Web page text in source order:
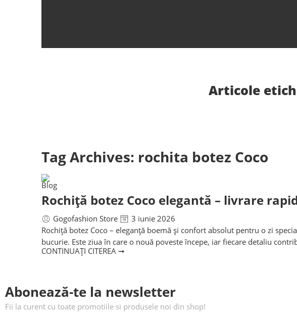
Articole
Tag Archives: rochita botez Coco
Blog
Rochiță botez Coco elegantă – livrare
Gogofashion Store
3 iunie 2026
Rochiță botez Coco – eleganță boemă și confort absolut pentru o zi
bucurie. Este ziua în care o nouă poveste începe, iar fiecare detaliu
CONTINUAȚI CITEREA ➞
Abonează-te la newsletter
Fii la curent cu toate promotiile si produsele noi din shop!